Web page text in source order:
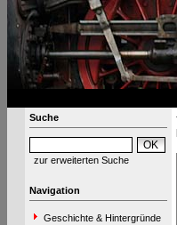
Suche
zur erweiterten Suche
Navigation
Geschichte & Hintergründe